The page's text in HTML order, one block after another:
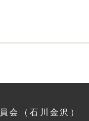
会（石川金沢）